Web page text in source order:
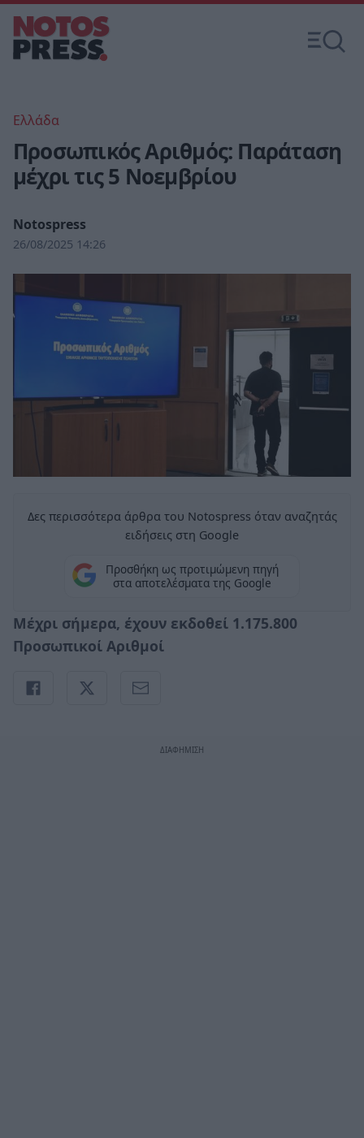
Ελλάδα
Προσωπικός Αριθμός: Παράταση
μέχρι τις 5 Νοεμβρίου
Notospress
26/08/2025 14:26
Δες περισσότερα άρθρα του Notospress όταν αναζητάς
ειδήσεις στη Google
Προσθήκη ως προτιμώμενη πηγή
στα αποτελέσματα της Google
Μέχρι σήμερα, έχουν εκδοθεί 1.175.800
Προσωπικοί Αριθμοί